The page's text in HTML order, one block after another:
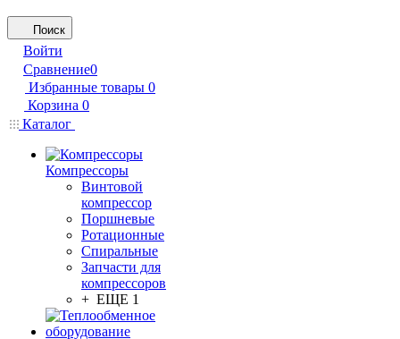
Поиск
Войти
Сравнение0
Избранные товары 0
Корзина 0
Каталог
Компрессоры
Винтовой
компрессор
Поршневые
Ротационные
Спиральные
Запчасти для
компрессоров
+ ЕЩЕ 1